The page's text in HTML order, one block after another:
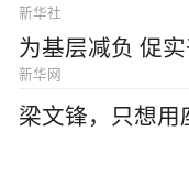
新华社
为基层减负 促
新华网
梁文锋，只想用